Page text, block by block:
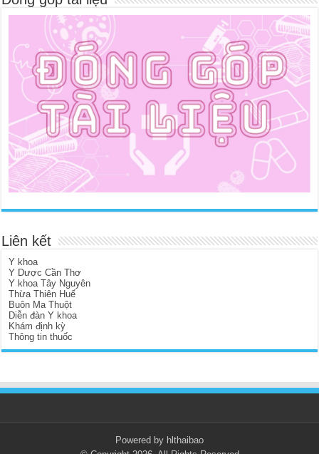
Liên kết
Y khoa
Y Dược Cần Thơ
Y khoa Tây Nguyên
Thừa Thiên Huế
Buôn Ma Thuột
Diễn đàn Y khoa
Khám định kỳ
Thông tin thuốc
Powered by hlthaibao